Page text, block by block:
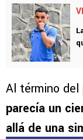
Al término del
parecía un
allá de una